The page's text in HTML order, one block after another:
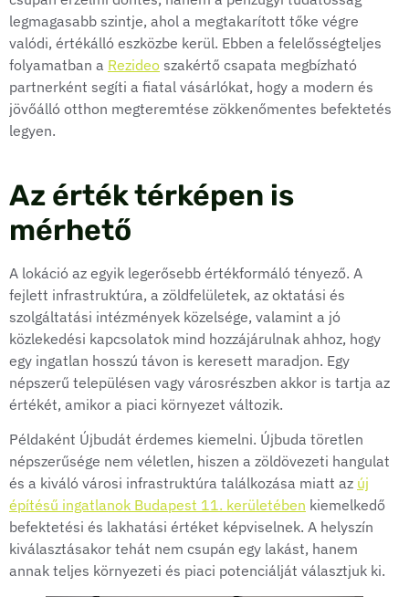
legmagasabb szintje, ahol a megtakarított tőke végre
valódi, értékálló eszközbe kerül. Ebben a felelősségteljes
folyamatban a Rezideo szakértő csapata megbízható
partnerként segíti a fiatal vásárlókat, hogy a modern és
jövőálló otthon megteremtése zökkenőmentes befektetés
legyen.
Az érték térképen is
mérhető
A lokáció az egyik legerősebb értékformáló tényező. A
fejlett infrastruktúra, a zöldfelületek, az oktatási és
szolgáltatási intézmények közelsége, valamint a jó
közlekedési kapcsolatok mind hozzájárulnak ahhoz, hogy
egy ingatlan hosszú távon is keresett maradjon. Egy
népszerű településen vagy városrészben akkor is tartja az
értékét, amikor a piaci környezet változik.
Példaként Újbudát érdemes kiemelni. Újbuda töretlen
népszerűsége nem véletlen, hiszen a zöldövezeti hangulat
és a kiváló városi infrastruktúra találkozása miatt az új
építésű ingatlanok Budapest 11. kerületében kiemelkedő
befektetési és lakhatási értéket képviselnek. A helyszín
kiválasztásakor tehát nem csupán egy lakást, hanem
annak teljes környezeti és piaci potenciálját választjuk ki.